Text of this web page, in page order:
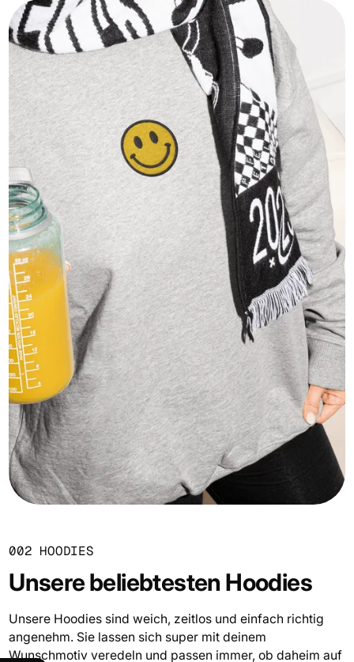
002 HOODIES
Unsere beliebtesten Hoodies
Unsere Hoodies sind weich, zeitlos und einfach richtig
angenehm. Sie lassen sich super mit deinem
Wunschmotiv veredeln und passen immer, ob daheim auf